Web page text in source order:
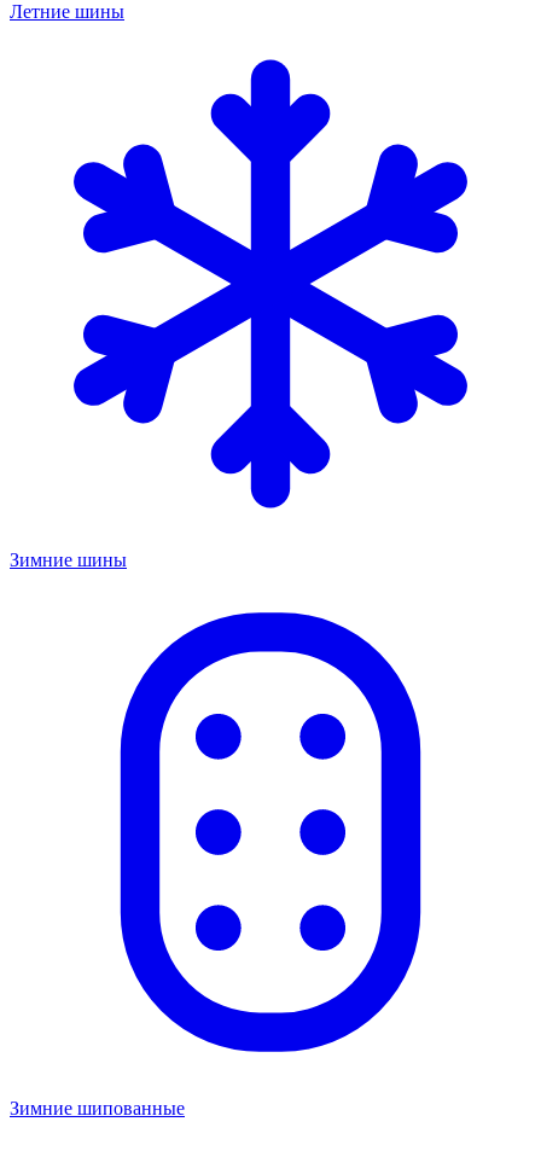
Летние шины
Зимние шины
Зимние шипованные